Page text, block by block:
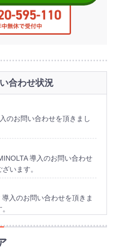
合わせ状況
のお問い合わせを頂きまし
導入のお問い合わせ
います。
導入のお問い合わせを頂きま
導入のお問い合わせを頂きま